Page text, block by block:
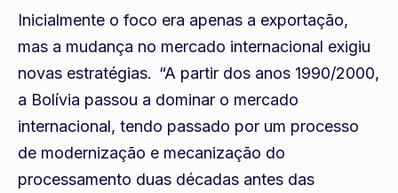
Inicialmente o foco era apenas a exportação,
mas a mudança no mercado internacional exigiu
novas estratégias. “A partir dos anos 1990/2000,
a Bolívia passou a dominar o mercado
internacional, tendo passado por um processo
de modernização e mecanização do
processamento duas décadas antes das